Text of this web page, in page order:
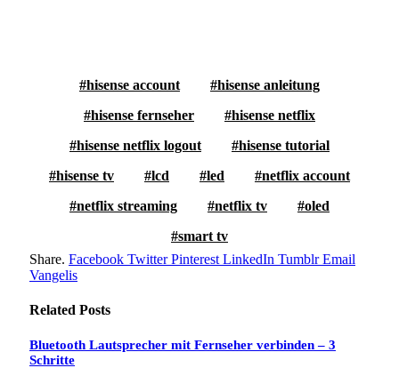
hisense account
hisense anleitung
hisense fernseher
hisense netflix
hisense netflix logout
hisense tutorial
hisense tv
lcd led
netflix account
netflix streaming
netflix tv
oled
smart tv
Share. Facebook Twitter Pinterest LinkedIn Tumblr Email
Vangelis
Related Posts
Bluetooth Lautsprecher mit Fernseher verbinden – 3
Schritte